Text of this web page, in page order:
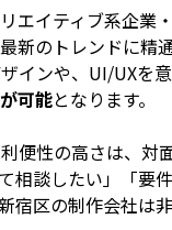
エイティブ系企業
新のトレンドに精
インや、UI/UXを
可能となります。
便性の高さは、対
相談したい」「要
宿区の制作会社は